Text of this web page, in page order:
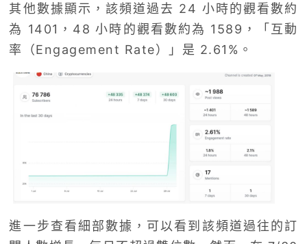
其他數據顯示，該頻道過去 24 小時的觀看數約
為 1401，48 小時的觀看數約為 1589，「互動
率（Engagement Rate）」是 2.61%。
進一步查看細部數據，可以看到該頻道過往的訂